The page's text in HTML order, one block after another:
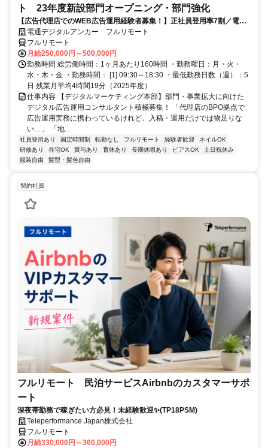
ト 23年度新設部門オープニング・部門強化
【広告代理店でのWEB広告運用経験者募集！】正社員登用率7割／電通
G／全国×完全在宅／年休126日・土日祝休み／残業月平均4時間19分
電通デジタルアンカー フルリモート
フルリモート
月給250,000円～500,000円
勤務時間 総労働時間：1ヶ月あたり160時間 ・勤務曜日：月・火・
水・木・金 ・勤務時間： [1] 09:30～18:30 ・最低勤務日数（週）：5
日 残業月平均4時間19分（2025年度）
仕事内容 【デジタルマーケティング本部】部門・事業拡大に向けた
デジタル広告運用コンサルタント積極募集！ 「代理店のBPO拠点で
広告運用実務に携わっているけれど、入稿・運用だけでは物足りな
い…」 「地...
社員登用あり 固定時間制 転勤なし フルリモート 経験者歓迎
ネイルOK
研修あり
在宅OK 賞与あり 育休あり 長期休暇あり ピアスOK
土日祝休み
服装自由
髪型・髪色自由
契約社員
フルリモート 民泊サービスAirbnbのカスタマーサポ
ート
深夜帯勤務で稼ぎたい方必見！未経験歓迎✨(TP18PSM)
Teleperformance Japan株式会社
フルリモート
月給330,000円～360,000円